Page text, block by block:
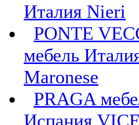
Италия Nieri
PONTE
мебель
Maronese
PRAGA
Испания